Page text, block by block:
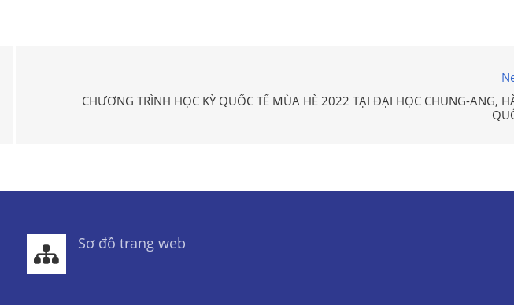
CHƯƠNG TRÌNH HỌC KỲ QUỐC TẾ MÙA HÈ 2022 TẠI ĐẠI HỌC CHUNG-ANG,
Sơ đồ trang web